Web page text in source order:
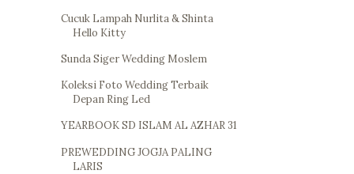
Cucuk Lampah Nurlita & Shinta
Hello Kitty
Sunda Siger Wedding Moslem
Koleksi Foto Wedding Terbaik
Depan Ring Led
YEARBOOK SD ISLAM AL AZHAR 31
PREWEDDING JOGJA PALING
LARIS